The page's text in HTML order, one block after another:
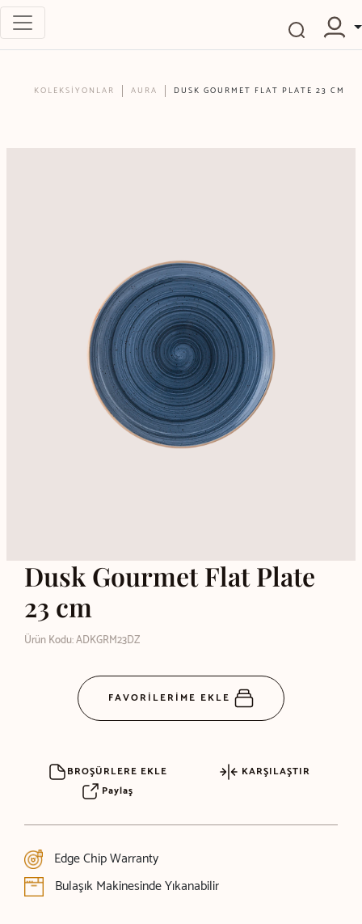
KOLEKSİYONLAR AURA DUSK GOURMET FLAT PLATE 23 CM
Dusk Gourmet Flat Plate
23 cm
Ürün Kodu: ADKGRM23DZ
FAVORİLERİME EKLE
BROŞÜRLERE EKLE
KARŞILAŞTIR
Paylaş
Edge Chip Warranty
Bulaşık Makinesinde Yıkanabilir